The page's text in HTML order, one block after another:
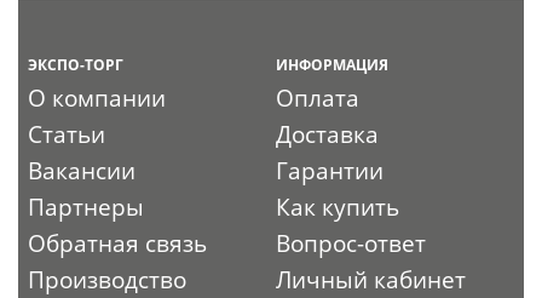
ЭКСПО-ТОРГ
О компании
Статьи
Вакансии
Партнеры
Обратная связь
Производство
ИНФОРМАЦИЯ
Оплата
Доставка
Гарантии
Как купить
Вопрос-ответ
Личный кабинет